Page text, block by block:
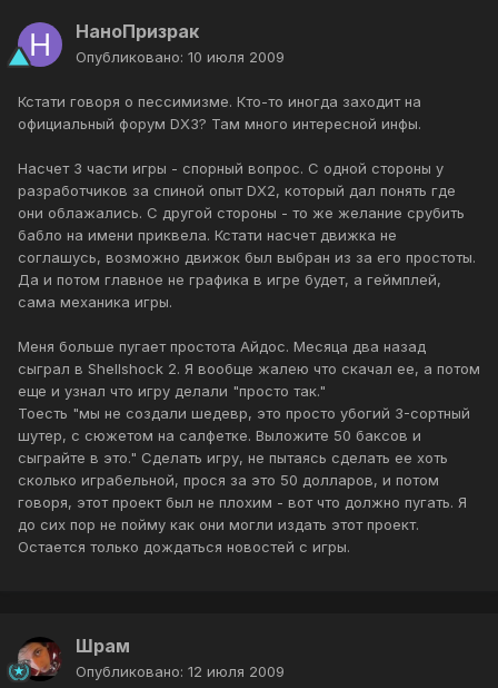
НаноПризрак
Опубликовано: 10 июля 2009
Кстати говоря о пессимизме. Кто-то иногда заходит на
официальный форум DX3? Там много интересной инфы.
Насчет 3 части игры - спорный вопрос. С одной стороны у
разработчиков за спиной опыт DX2, который дал понять где
они облажались. С другой стороны - то же желание срубить
бабло на имени приквела. Кстати насчет движка не
соглашусь, возможно движок был выбран из за его простоты.
Да и потом главное не графика в игре будет, а геймплей,
сама механика игры.
Меня больше пугает простота Айдос. Месяца два назад
сыграл в Shellshock 2. Я вообще жалею что скачал ее, а потом
еще и узнал что игру делали "просто так."
Тоесть "мы не создали шедевр, это просто убогий 3-сортный
шутер, с сюжетом на салфетке. Выложите 50 баксов и
сыграйте в это." Сделать игру, не пытаясь сделать ее хоть
сколько играбельной, прося за это 50 долларов, и потом
говоря, этот проект был не плохим - вот что должно пугать. Я
до сих пор не пойму как они могли издать этот проект.
Остается только дождаться новостей с игры.
Шрам
Опубликовано: 12 июля 2009